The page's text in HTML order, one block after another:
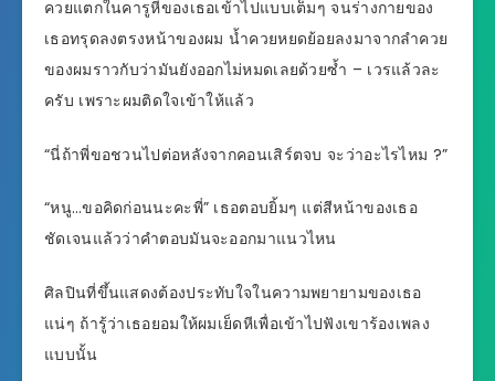
ควยแตกในคารูหีของเธอเข้าไปแบบเต็มๆ จนร่างกายของ
เธอทรุดลงตรงหน้าของผม น้ำควยหยดย้อยลงมาจากลำควย
ของผมราวกับว่ามันยังออกไม่หมดเลยด้วยซ้ำ – เวรแล้วละ
ครับ เพราะผมติดใจเข้าให้แล้ว
“นี่ถ้าพี่ขอชวนไปต่อหลังจากคอนเสิร์ตจบ จะว่าอะไรไหม ?”
“หนู…ขอคิดก่อนนะคะพี่” เธอตอบยิ้มๆ แต่สีหน้าของเธอ
ชัดเจนแล้วว่าคำตอบมันจะออกมาแนวไหน
ศิลปินที่ขึ้นแสดงต้องประทับใจในความพยายามของเธอ
แน่ๆ ถ้ารู้ว่าเธอยอมให้ผมเย็ดหีเพื่อเข้าไปฟังเขาร้องเพลง
แบบนั้น